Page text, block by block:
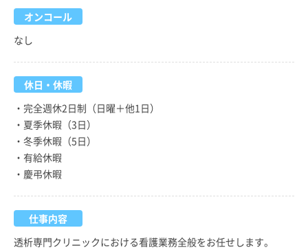
オンコール
なし
休日・休暇
・完全週休2日制（日曜＋他1日）
・夏季休暇（3日）
・冬季休暇（5日）
・有給休暇
・慶弔休暇
仕事内容
透析専門クリニックにおける看護業務全般をお任せします。